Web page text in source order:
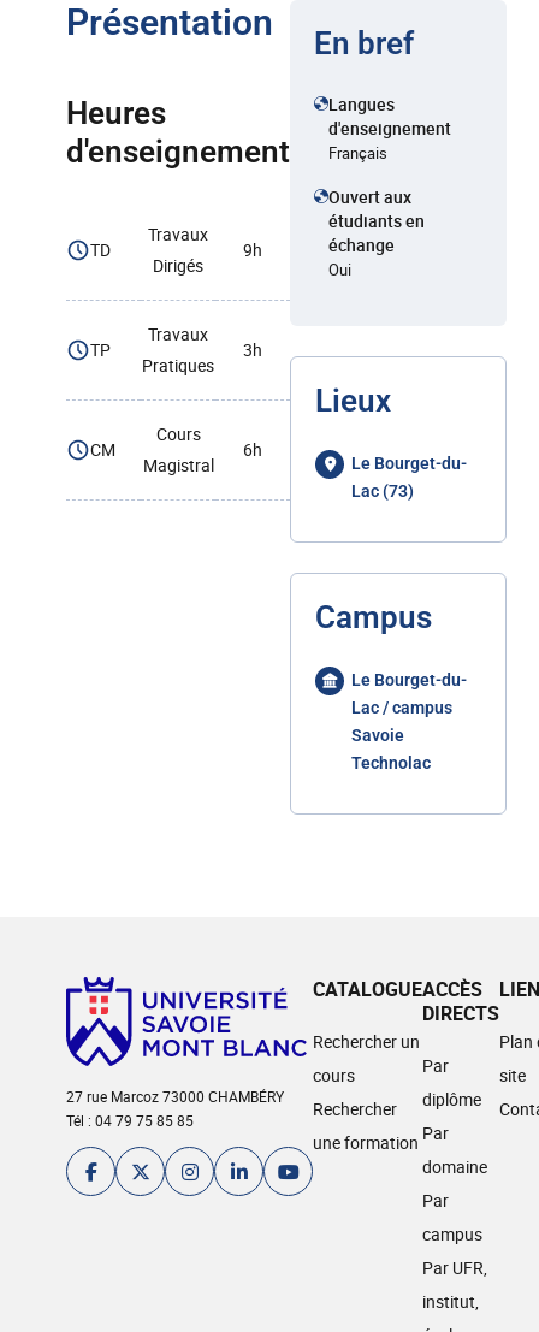
Présentation
Heures
d'enseignement
TD
Travaux
Dirigés
9h
TP
Travaux
Pratiques
3h
CM
Cours
Magistral
6h
En bref
Langues
d'enseignement
Français
Ouvert aux
étudiants en
échange
Oui
Lieux
Le Bourget-du-
Lac (73)
Campus
Le Bourget-du-
Lac / campus
Savoie
Technolac
27 rue Marcoz 73000 CHAMBÉRY
Tél : 04 79 75 85 85
CATALOGUE
Rechercher un
cours
Rechercher
une formation
ACCÈS
DIRECTS
Par
diplôme
Par
domaine
Par
campus
Par UFR,
institut,
Plan
site